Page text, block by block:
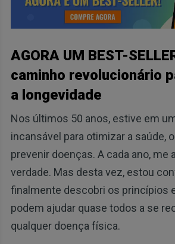
AGORA UM BEST-
caminho revolucionário
a longevidade
Nos últimos 50 anos, estive em
incansável para otimizar a saúde,
prevenir doenças. A cada ano, me
verdade. Mas desta vez, estou
finalmente descobri os princípios
podem ajudar quase todos a se
qualquer doença física.